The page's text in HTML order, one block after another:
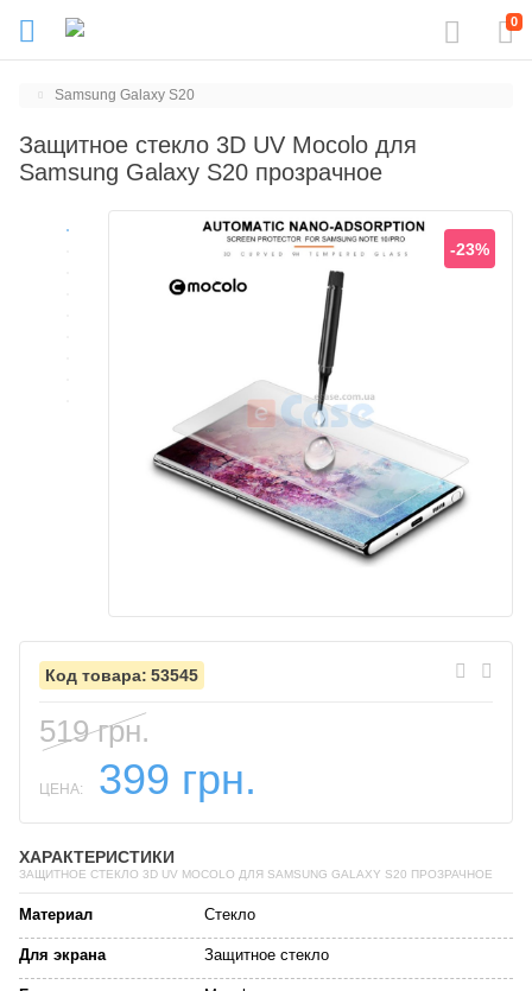
0
Samsung Galaxy S20
Защитное стекло 3D UV Mocolo для
Samsung Galaxy S20 прозрачное
-23%
53545
519 грн.
ЦЕНА: 399 грн.
ХАРАКТЕРИСТИКИ
ЗАЩИТНОЕ СТЕКЛО 3D UV MOCOLO ДЛЯ SAMSUNG GALAXY S20 ПРОЗРАЧНОЕ
Материал Стекло
Для экрана Защитное стекло